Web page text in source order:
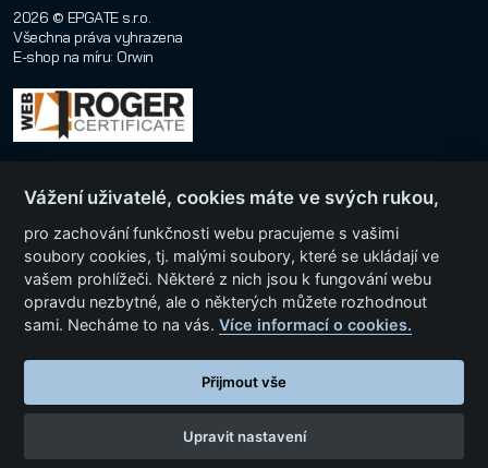
2026 © EPGATE s.r.o.
Všechna práva vyhrazena
E-shop na míru: Orwin
Menu
Kategorie produktů
Vážení uživatelé, cookies máte ve svých rukou,
pro zachování funkčnosti webu pracujeme s vašimi
soubory cookies, tj. malými soubory, které se ukládají ve
vašem prohlížeči. Některé z nich jsou k fungování webu
opravdu nezbytné, ale o některých můžete rozhodnout
sami. Necháme to na vás.Více informací o cookies.
Přijmout vše
Upravit nastavení